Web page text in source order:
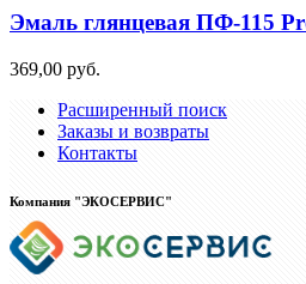
Эмаль глянцевая ПФ-115
369,00 руб.
Расширенный поиск
Заказы и возвраты
Контакты
Компания "ЭКОСЕРВИС"